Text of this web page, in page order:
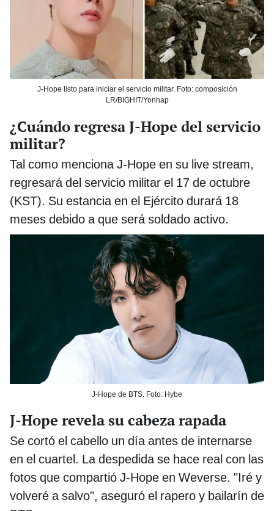
J-Hope listo para iniciar el servicio militar. Foto: composición
LR/BIGHIT/Yonhap
¿Cuándo regresa J-Hope del servicio
militar?
Tal como menciona J-Hope en su live stream,
regresará del servicio militar el 17 de octubre
(KST). Su estancia en el Ejército durará 18
meses debido a que será soldado activo.
J-Hope de BTS. Foto: Hybe
J-Hope revela su cabeza rapada
Se cortó el cabello un día antes de internarse
en el cuartel. La despedida se hace real con las
fotos que compartió J-Hope en Weverse. "Iré y
volveré a salvo", aseguró el rapero y bailarín de